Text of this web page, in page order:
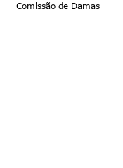
Comissão de Damas